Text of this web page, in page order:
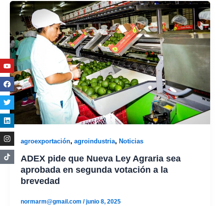
agroexportación, agroindustria, Noticias
ADEX pide que Nueva Ley Agraria sea
aprobada en segunda votación a la
brevedad
normarm@gmail.com /junio 8, 2025
Youtube
Facebook
Twitter
Linkedin
Instagram